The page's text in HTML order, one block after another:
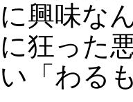
に興味な
に狂った
い「わる